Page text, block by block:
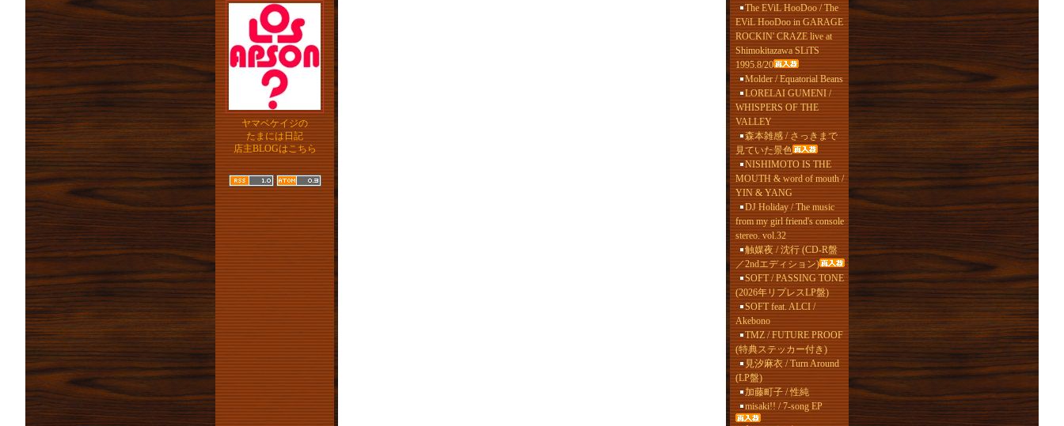
ヤマベケイジの
たまには日記
店主BLOGはこちら
The EViL HooDoo / The
EViL HooDoo in GARAGE
ROCKIN' CRAZE live at
Shimokitazawa SLiTS
1995.8/20
Molder / Equatorial Beans
LORELAI GUMENI /
WHISPERS OF THE
VALLEY
森本雑感 / さっきまで
見ていた景色
NISHIMOTO IS THE
MOUTH & word of mouth /
YIN & YANG
DJ Holiday / The music
from my girl friend's console
stereo. vol.32
触媒夜 / 沈行 (CD-R盤
／2ndエディション)
SOFT / PASSING TONE
(2026年リプレスLP盤)
SOFT feat. ALCI /
Akebono
TMZ / FUTURE PROOF
(特典ステッカー付き)
見汐麻衣 / Turn Around
(LP盤)
加藤町子 / 性純
misaki!! / 7-song EP